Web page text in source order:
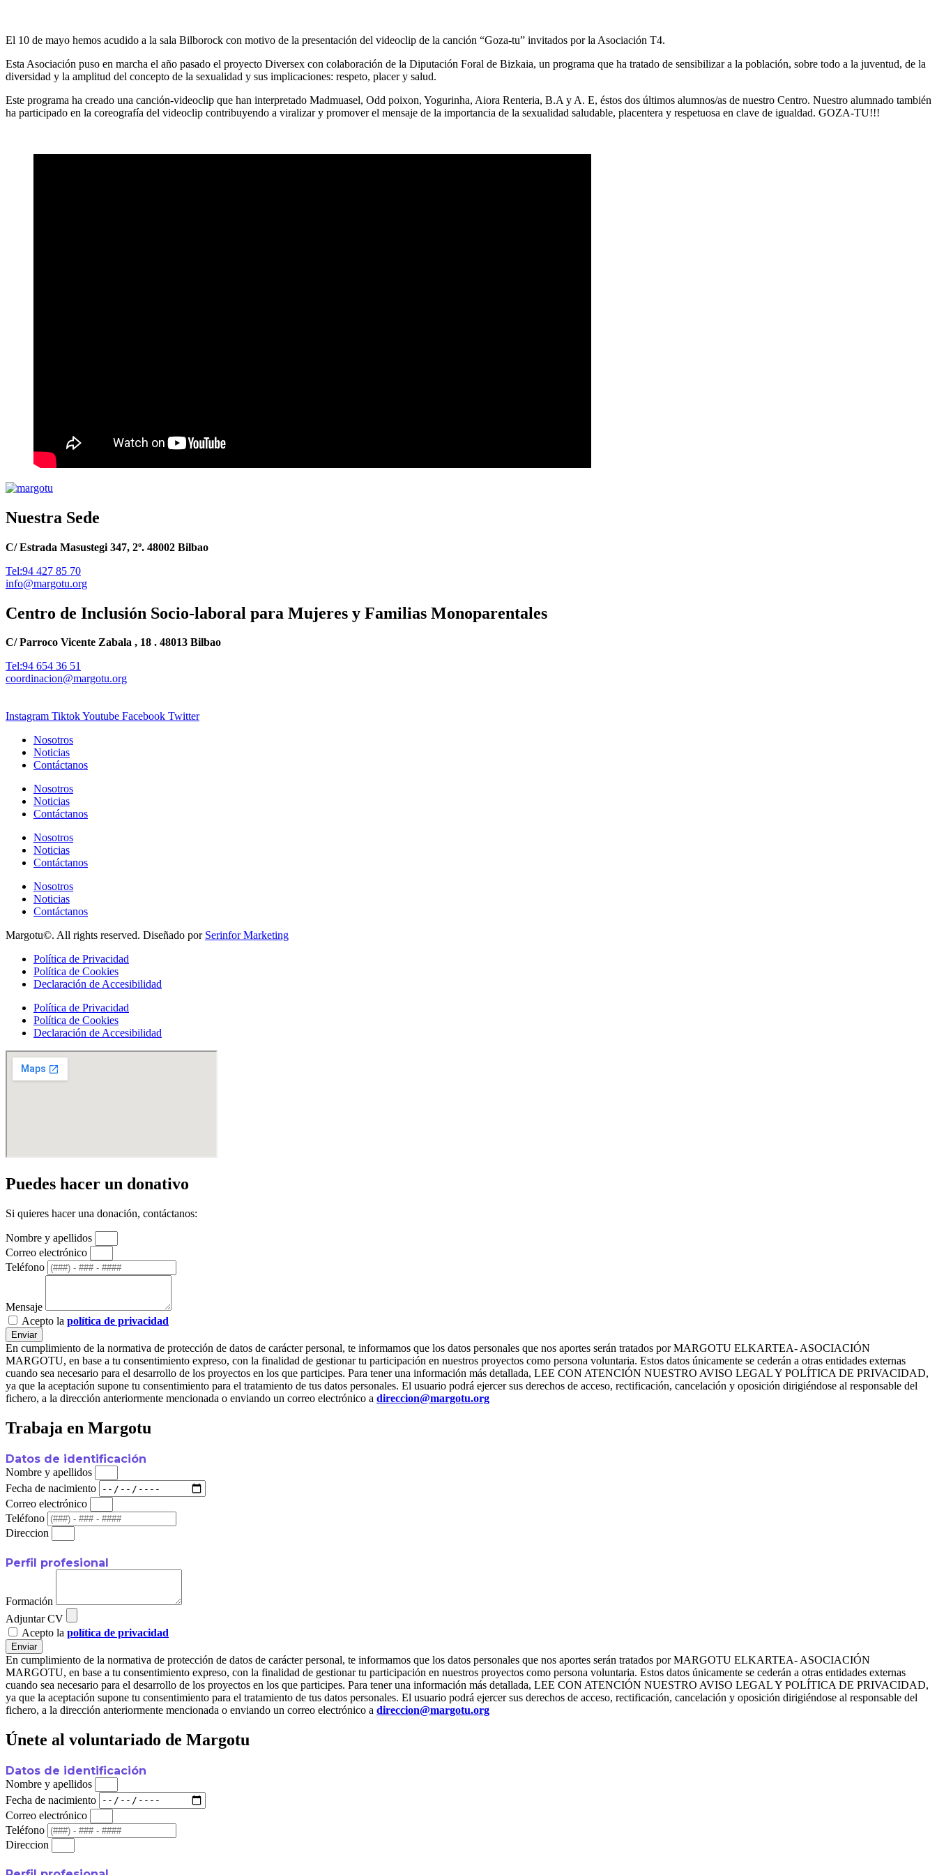
El 10 de mayo hemos acudido a la sala Bilborock con motivo de la presentación del videoclip de la canción “Goza-tu” invitados por la Asociación T4.
Esta Asociación puso en marcha el año pasado el proyecto Diversex con colaboración de la Diputación Foral de Bizkaia, un programa que ha tratado de sensibilizar a la población, sobre todo a la juventud, de la
diversidad y la amplitud del concepto de la sexualidad y sus implicaciones: respeto, placer y salud.
Este programa ha creado una canción-videoclip que han interpretado Madmuasel, Odd poixon, Yogurinha, Aiora Renteria, B.A y A. E, éstos dos últimos alumnos/as de nuestro Centro. Nuestro alumnado también
ha participado en la coreografía del videoclip contribuyendo a viralizar y promover el mensaje de la importancia de la sexualidad saludable, placentera y respetuosa en clave de igualdad. GOZA-TU!!!
Nuestra Sede
C/ Estrada Masustegi 347, 2º. 48002 Bilbao
Tel:94 427 85 70
info@margotu.org
Centro de Inclusión Socio-laboral para Mujeres y Familias Monoparentales
C/ Parroco Vicente Zabala , 18 . 48013 Bilbao
Tel:94 654 36 51
coordinacion@margotu.org
Instagram TiktokYoutube Facebook Twitter
Nosotros
Noticias
Contáctanos
Nosotros
Noticias
Contáctanos
Nosotros
Noticias
Contáctanos
Nosotros
Noticias
Contáctanos
Margotu©. All rights reserved. Diseñado por Serinfor Marketing
Política de Privacidad
Política de Cookies
Declaración de Accesibilidad
Política de Privacidad
Política de Cookies
Declaración de Accesibilidad
Puedes hacer un donativo
Si quieres hacer una donación, contáctanos:
Nombre y apellidos
Correo electrónico
Teléfono
Mensaje
Acepto la política de privacidad
Enviar
En cumplimiento de la normativa de protección de datos de carácter personal, te informamos que los datos personales que nos aportes serán tratados por MARGOTU ELKARTEA- ASOCIACIÓN
MARGOTU, en base a tu consentimiento expreso, con la finalidad de gestionar tu participación en nuestros proyectos como persona voluntaria. Estos datos únicamente se cederán a otras entidades externas
cuando sea necesario para el desarrollo de los proyectos en los que participes. Para tener una información más detallada, LEE CON ATENCIÓN NUESTRO AVISO LEGAL Y POLÍTICA DE PRIVACIDAD,
ya que la aceptación supone tu consentimiento para el tratamiento de tus datos personales. El usuario podrá ejercer sus derechos de acceso, rectificación, cancelación y oposición dirigiéndose al responsable del
fichero, a la dirección anteriormente mencionada o enviando un correo electrónico a direccion@margotu.org
Trabaja en Margotu
Datos de identificación
Nombre y apellidos
Fecha de nacimiento
Correo electrónico
Teléfono
Direccion
Perfil profesional
Formación
Adjuntar CV
Acepto la política de privacidad
Enviar
En cumplimiento de la normativa de protección de datos de carácter personal, te informamos que los datos personales que nos aportes serán tratados por MARGOTU ELKARTEA- ASOCIACIÓN
MARGOTU, en base a tu consentimiento expreso, con la finalidad de gestionar tu participación en nuestros proyectos como persona voluntaria. Estos datos únicamente se cederán a otras entidades externas
cuando sea necesario para el desarrollo de los proyectos en los que participes. Para tener una información más detallada, LEE CON ATENCIÓN NUESTRO AVISO LEGAL Y POLÍTICA DE PRIVACIDAD,
ya que la aceptación supone tu consentimiento para el tratamiento de tus datos personales. El usuario podrá ejercer sus derechos de acceso, rectificación, cancelación y oposición dirigiéndose al responsable del
fichero, a la dirección anteriormente mencionada o enviando un correo electrónico a direccion@margotu.org
Únete al voluntariado de Margotu
Datos de identificación
Nombre y apellidos
Fecha de nacimiento
Correo electrónico
Teléfono
Direccion